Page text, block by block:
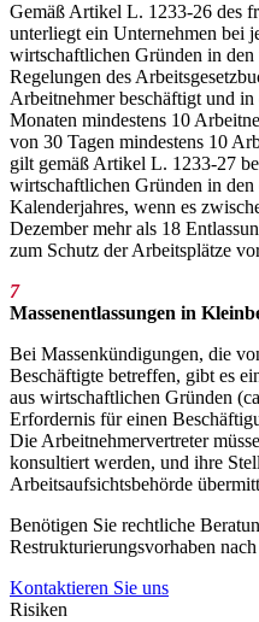
Gemäß Artikel L. 1233-26 des
unterliegt ein Unternehmen bei
wirtschaftlichen Gründen in
Regelungen des
Arbeitnehmer beschäftigt und
Monaten mindestens 10
von 30 Tagen mindestens 10
gilt gemäß Artikel L. 1233-27
wirtschaftlichen Gründen in
Kalenderjahres, wenn es
Dezember mehr als 18
zum Schutz der Arbeitsplätze
7
Massenentlassungen in
Bei Massenkündigungen, die
Beschäftigte betreffen, gibt es
aus wirtschaftlichen Gründen
Erfordernis für einen
Die Arbeitnehmervertreter
konsultiert werden, und ihre
Arbeitsaufsichtsbehörde
Benötigen Sie rechtliche
Restrukturierungsvorhaben
Kontaktieren Sie uns
Risiken